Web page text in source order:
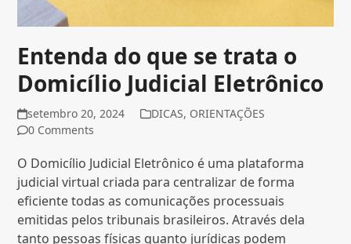
Entenda do que se trata o
Domicílio Judicial Eletrônico
setembro 20, 2024 DICAS, ORIENTAÇÕES
0 Comments
O Domicílio Judicial Eletrônico é uma plataforma
judicial virtual criada para centralizar de forma
eficiente todas as comunicações processuais
emitidas pelos tribunais brasileiros. Através dela
tanto pessoas físicas quanto jurídicas podem